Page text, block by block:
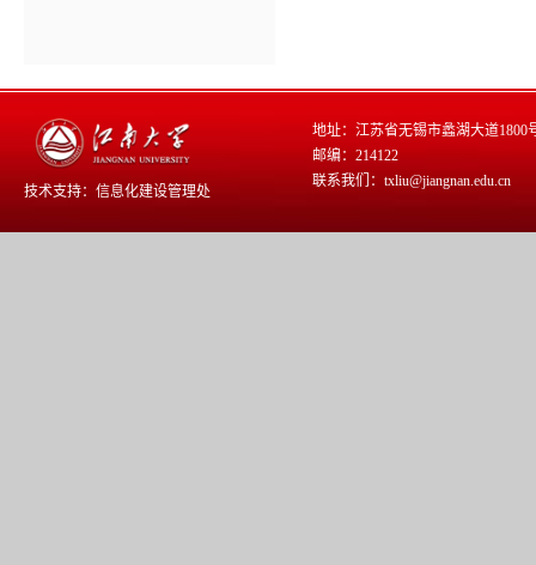
技术支持： 信息化建设管理处
地址：江苏省无锡市蠡湖大道1800
邮编：214122
联系我们：txliu@jiangnan.edu.cn